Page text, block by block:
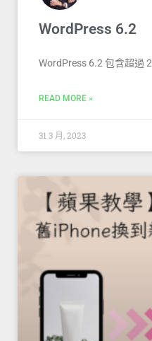
WordPress 6.2
WordPress 6.2 包含超過 2
READ MORE »
31 3 月, 2023